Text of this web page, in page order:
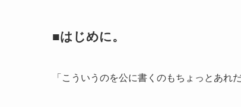
■はじめに。
「こういうのを公に書くのもちょっとあれ